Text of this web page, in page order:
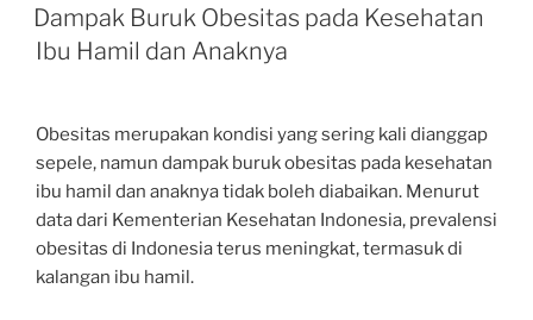
ON
Dampak Buruk Obesitas pada Kesehatan
Ibu Hamil dan Anaknya
Obesitas merupakan kondisi yang sering kali dianggap
sepele, namun dampak buruk obesitas pada kesehatan
ibu hamil dan anaknya tidak boleh diabaikan. Menurut
data dari Kementerian Kesehatan Indonesia, prevalensi
obesitas di Indonesia terus meningkat, termasuk di
kalangan ibu hamil.